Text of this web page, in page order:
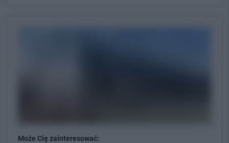
Może Cię zainteresować: